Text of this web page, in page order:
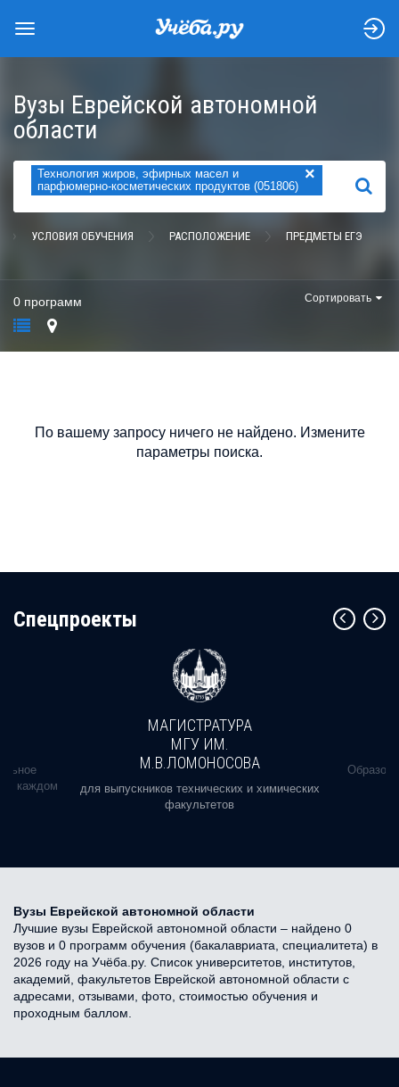
Вузы Еврейской автономной
области
Технология жиров, эфирных масел и
парфюмерно-косметических продуктов (051806)
×
НАЙТИ
УСЛОВИЯ ОБУЧЕНИЯ РАСПОЛОЖЕНИЕ ПРЕДМЕТЫ ЕГЭ
0 программ Сортировать
По вашему запросу ничего не найдено. Измените
параметры поиска.
Cпецпроекты
в каждом
МАГИСТРАТУРА
МГУ ИМ.
М.В.ЛОМОНОСОВА
для выпускников технических и химических
факультетов
Вузы Еврейской автономной области
Лучшие вузы Еврейской автономной области – найдено 0
вузов и 0 программ обучения (бакалавриата, специалитета) в
2026 году на Учёба.ру. Список университетов, институтов,
академий, факультетов Еврейской автономной области с
адресами, отзывами, фото, стоимостью обучения и
проходным баллом.